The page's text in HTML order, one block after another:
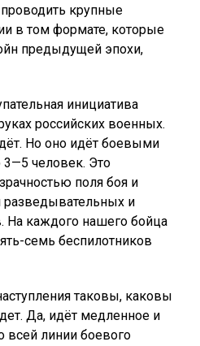
крупные
в том формате, которые
предыдущей эпохи,
инициатива
российских военных.
Но оно идёт боевыми
3—5 человек. Это
поля боя и
и
На каждого нашего бойца
семь беспилотников
таковы, каковы
Да, идёт медленное и
всей линии боевого